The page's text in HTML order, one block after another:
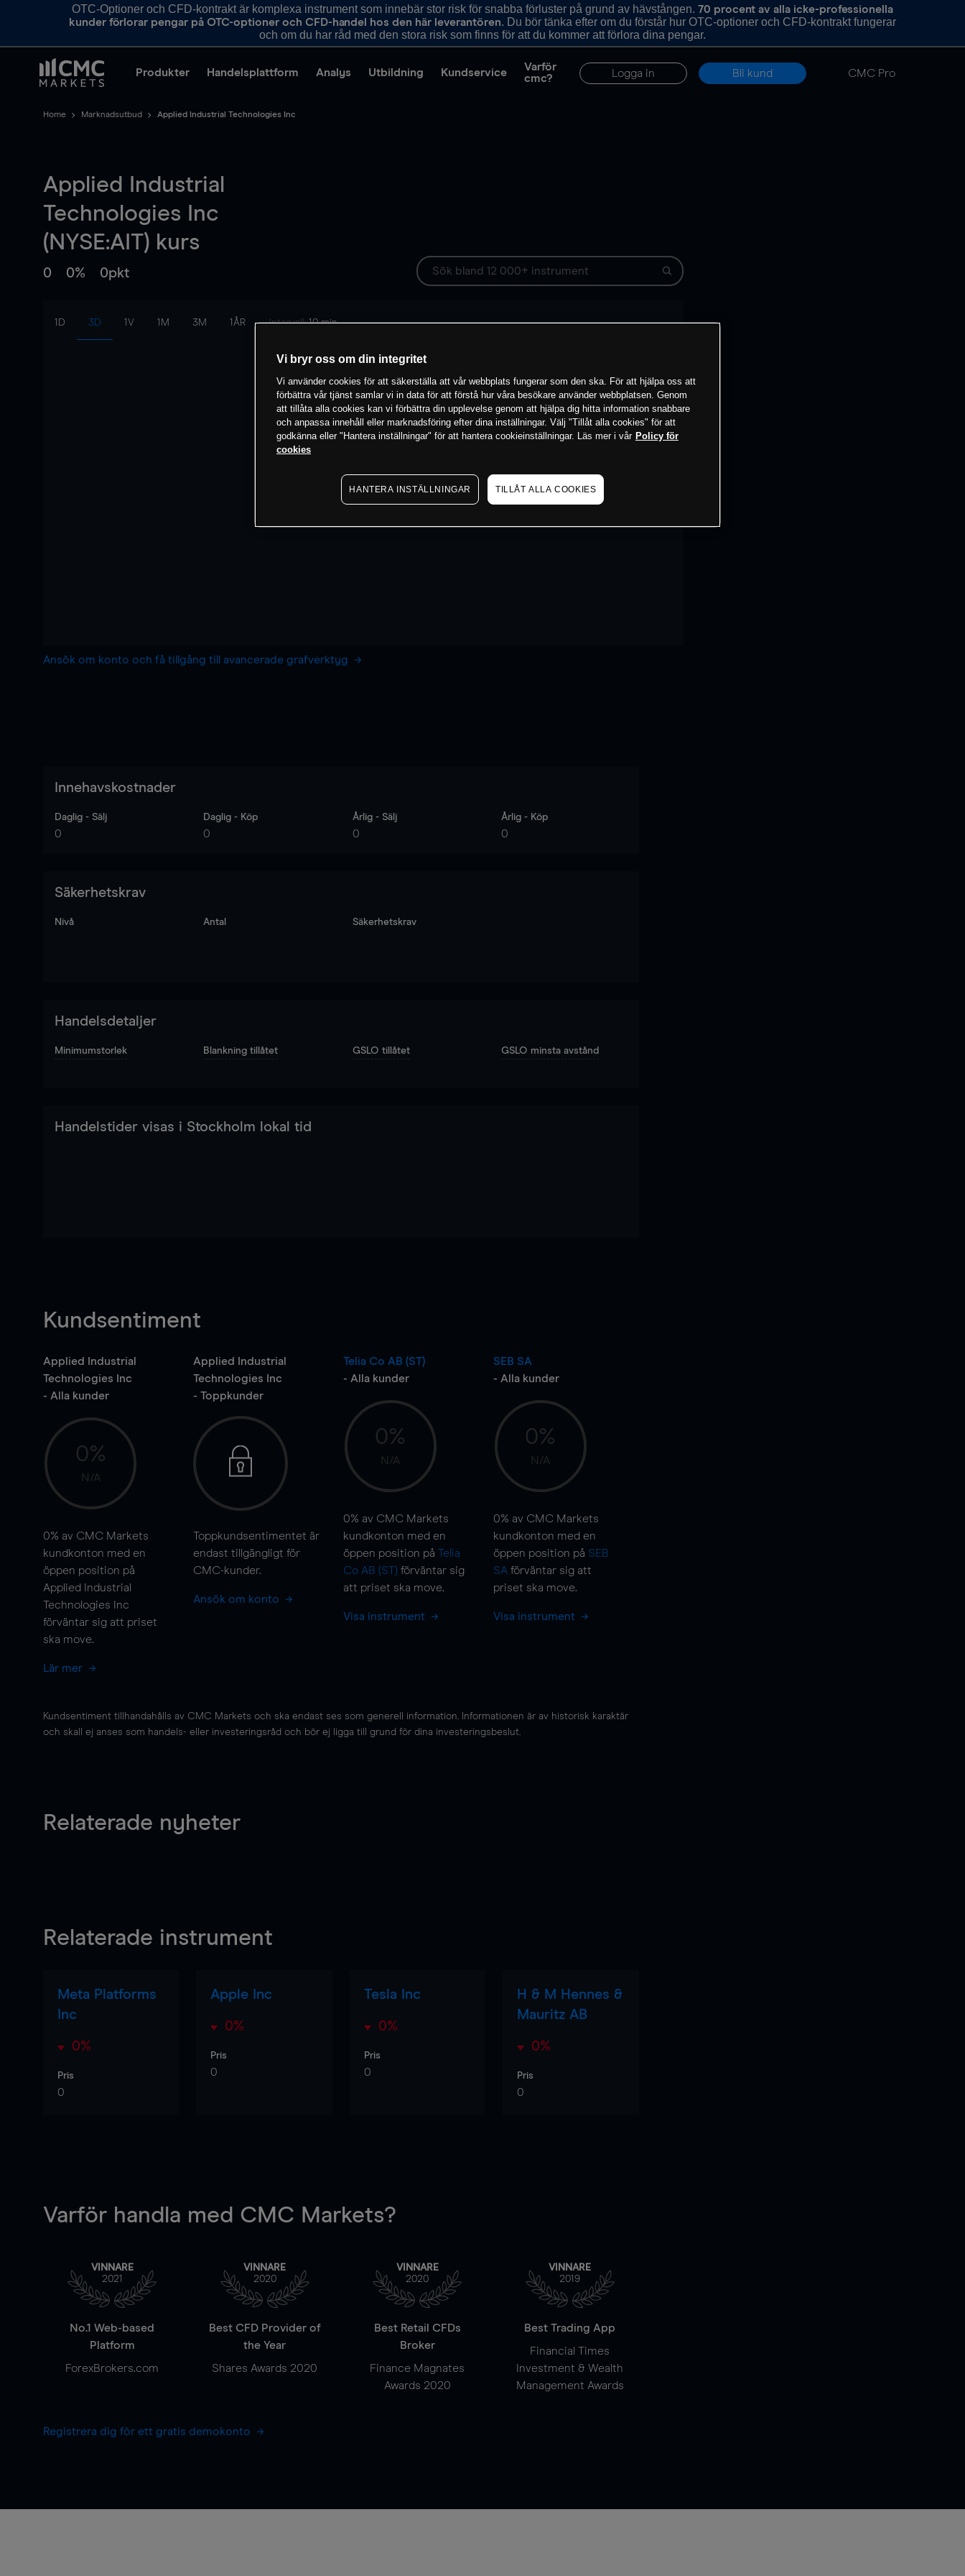
OTC-Optioner och CFD-kontrakt är komplexa instrument som innebär stor risk för snabba förluster på grund av hävstången. 70 procent av alla icke-professionella
kunder förlorar pengar på OTC-optioner och CFD-handel hos den här leverantören. Du bör tänka efter om du förstår hur OTC-optioner och CFD-kontrakt fungerar
och om du har råd med den stora risk som finns för att du kommer att förlora dina pengar.
Produkter Handelsplattform Analys Utbildning Kundservice
Varför
cmc?
Logga in Bli kund CMC Pro
Home Marknadsutbud Applied Industrial Technologies Inc
Applied Industrial
Technologies Inc
(NYSE:AIT) kurs
0 0% 0pkt
1D 3D 1V 1M 3M 1ÅR Intervall:10 min
Ansök om konto och få tillgång till avancerade grafverktyg
Innehavskostnader
Daglig - Sälj
0
Daglig - Köp
0
Årlig - Sälj
0
Årlig - Köp
0
Säkerhetskrav
Nivå Antal Säkerhetskrav
Handelsdetaljer
Minimumstorlek Blankning tillåtet GSLO tillåtet GSLO minsta avstånd
Handelstider visas i Stockholm lokal tid
Kundsentiment
Applied Industrial
Technologies Inc
- Alla kunder
0%
N/A
0% av CMC Markets
kundkonton med en
öppen position på
Applied Industrial
Technologies Inc
förväntar sig att priset
ska move.
Lär mer
Applied Industrial
Technologies Inc
- Toppkunder
Toppkundsentimentet är
endast tillgängligt för
CMC-kunder.
Ansök om konto
Telia Co AB (ST)
- Alla kunder
0%
N/A
0% av CMC Markets
kundkonton med en
öppen position på Telia
Co AB (ST) förväntar sig
att priset ska move.
Visa instrument
SEB SA
- Alla kunder
0%
N/A
0% av CMC Markets
kundkonton med en
öppen position på SEB
SA förväntar sig att
priset ska move.
Visa instrument
Kundsentiment tillhandahålls av CMC Markets och ska endast ses som generell information. Informationen är av historisk karaktär
och skall ej anses som handels- eller investeringsråd och bör ej ligga till grund för dina investeringsbeslut.
Relaterade nyheter
Relaterade instrument
Meta Platforms
Inc
0%
Pris
0
Apple Inc
0%
Pris
0
Tesla Inc
0%
Pris
0
H & M Hennes &
Mauritz AB
0%
Pris
0
Varför handla med CMC Markets?
VINNARE
2021
No.1 Web-based
Platform
ForexBrokers.com
VINNARE
2020
Best CFD Provider of
the Year
Shares Awards 2020
VINNARE
2020
Best Retail CFDs
Broker
Finance Magnates
Awards 2020
VINNARE
2019
Best Trading App
Financial Times
Investment & Wealth
Management Awards
Registrera dig för ett gratis demokonto
Vi bryr oss om din integritet
Vi använder cookies för att säkerställa att vår webbplats fungerar som den ska. För att hjälpa oss att
förbättra vår tjänst samlar vi in data för att förstå hur våra besökare använder webbplatsen. Genom
att tillåta alla cookies kan vi förbättra din upplevelse genom att hjälpa dig hitta information snabbare
och anpassa innehåll eller marknadsföring efter dina inställningar. Välj "Tillåt alla cookies" för att
godkänna eller "Hantera inställningar" för att hantera cookieinställningar. Läs mer i vår Policy för
cookies
HANTERA INSTÄLLNINGAR TILLÅT ALLA COOKIES